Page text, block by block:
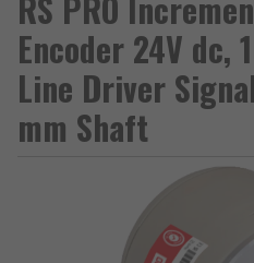
Encoder 24V dc,
Line Driver
mm Shaft